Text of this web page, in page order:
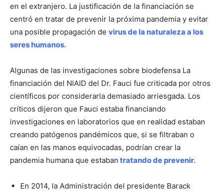
en el extranjero. La justificación de la financiación se
centró en tratar de prevenir la próxima pandemia y evitar
una posible propagación de virus de la naturaleza a los
seres humanos.
Algunas de las investigaciones sobre biodefensa La
financiación del NIAID del Dr. Fauci fue criticada por otros
científicos por considerarla demasiado arriesgada. Los
críticos dijeron que Fauci estaba financiando
investigaciones en laboratorios que en realidad estaban
creando patógenos pandémicos que, si se filtraban o
caían en las manos equivocadas, podrían crear la
pandemia humana que estaban tratando de prevenir.
En 2014, la Administración del presidente Barack